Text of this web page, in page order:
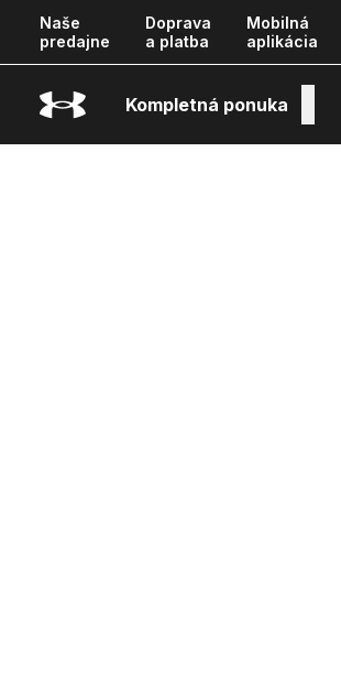
Naše
predajne
Doprava
a platba
Mobilná
aplikácia
Kompletná ponuka